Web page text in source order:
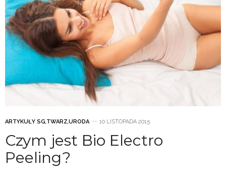
ARTYKUŁY SG,TWARZ,URODA 10 LISTOPADA 2015
Czym jest Bio Electro
Peeling?